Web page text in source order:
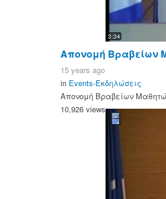
3:34
Απονομή Βραβείων
15 years ago
in Events-Εκδηλώσεις
Απονομή Βραβείων
10,926 views